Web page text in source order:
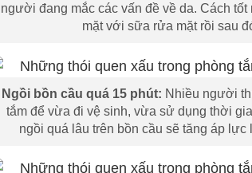
người đang mắc các vấn đề về da. Cách
mặt với sữa rửa mặt rồi sau
Ngồi bồn cầu quá 15 phút: Nhiều người
tắm để vừa đi vệ sinh, vừa sử dụng thời
ngồi quá lâu trên bồn cầu sẽ tăng áp